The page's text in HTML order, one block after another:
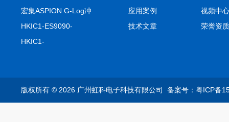
仪TIVE Solo 5G
宏集ASPION G-Log冲
击记录仪
HKIC1-ES9090-
setA100/1000base-T1
HKIC1-
析仪
应用案例
技术文章
视频中心
荣誉资质
版权所有 © 2026 广州虹科电子科技有限公司 备案号：粤ICP备